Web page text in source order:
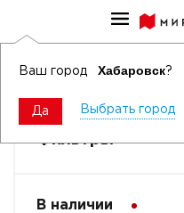
Ваш город Хабаровск?
Да Выбрать город
Мешки без
Фильтры
В наличии